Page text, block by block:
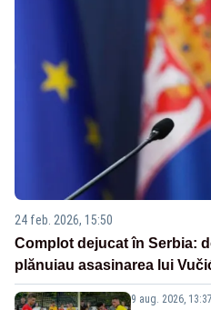
24 feb. 2026, 15:50
Complot dejucat în Serbia:
plănuiau asasinarea lui
9 aug. 2026, 13:37